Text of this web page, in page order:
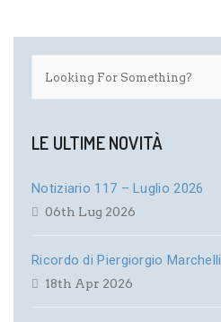
LE ULTIME NOVITÀ
Notiziario 117 – Luglio 2026
06th Lug 2026
Ricordo di Piergiorgio Marchelli
18th Apr 2026